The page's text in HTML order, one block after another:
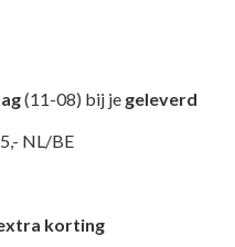
(11-08) bij je geleverd
NL/BE
korting